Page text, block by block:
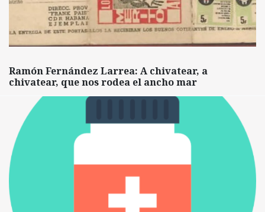
Ramón Fernández Larrea: A chivatear, a
chivatear, que nos rodea el ancho mar